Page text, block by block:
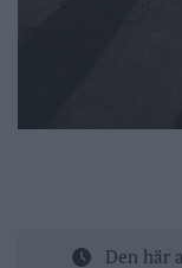
Den här